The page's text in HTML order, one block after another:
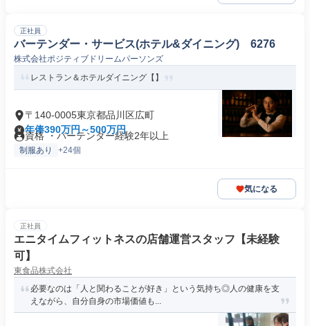
正社員
バーテンダー・サービス(ホテル&ダイニング) 6276
株式会社ポジティブドリームパーソンズ
レストラン＆ホテルダイニング【】
〒140-0005東京都品川区広町
年俸390万円～500万円
資格 ・バーテンダー経験2年以上
制服あり +24個
気になる
正社員
エニタイムフィットネスの店舗運営スタッフ【未経験
可】
東食品株式会社
必要なのは「人と関わることが好き」という気持ち◎人の健康を支
えながら、自分自身の市場価値も...